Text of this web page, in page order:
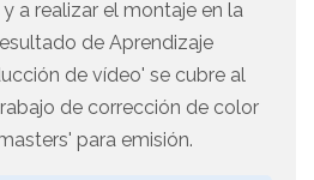
a realizar el montaje en la
de Aprendizaje
de vídeo' se cubre al
de corrección de color
para emisión.